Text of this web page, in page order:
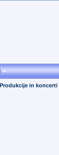
Produkcije in koncerti